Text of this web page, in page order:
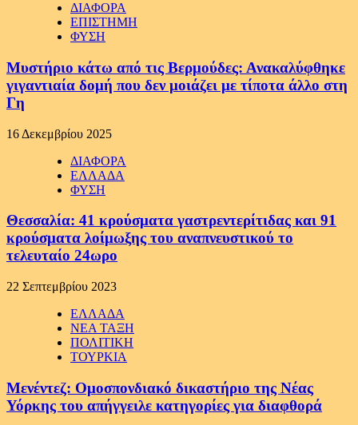
ΔΙΑΦΟΡΑ
ΕΠΙΣΤΗΜΗ
ΦΥΣΗ
Μυστήριο κάτω από τις Βερμούδες: Ανακαλύφθηκε
γιγαντιαία δομή που δεν μοιάζει με τίποτα άλλο στη
Γη
16 Δεκεμβρίου 2025
ΔΙΑΦΟΡΑ
ΕΛΛΑΔΑ
ΦΥΣΗ
Θεσσαλία: 41 κρούσματα γαστρεντερίτιδας και 91
κρούσματα λοίμωξης του αναπνευστικού το
τελευταίο 24ωρο
22 Σεπτεμβρίου 2023
ΕΛΛΑΔΑ
ΝΕΑ ΤΑΞΗ
ΠΟΛΙΤΙΚΗ
ΤΟΥΡΚΙΑ
Μενέντεζ: Ομοσπονδιακό δικαστήριο της Νέας
Υόρκης του απήγγειλε κατηγορίες για διαφθορά